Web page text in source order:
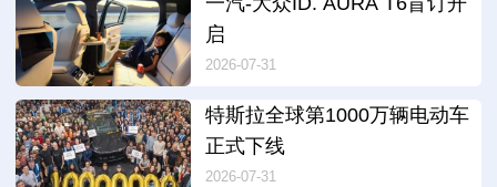
启
2026-07-31
特斯拉全球第1000万辆电动车
正式下线
2026-07-31